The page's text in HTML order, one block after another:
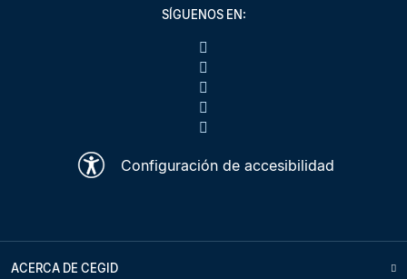
SÍGUENOS EN:
Configuración de accesibilidad
ACERCA DE CEGID